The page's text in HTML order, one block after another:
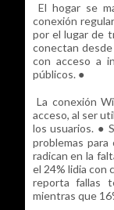
El hogar se
conexión
por el lugar de
conectan
con acceso a
públicos. ●
La conexión
acceso, al ser
los usuarios. ●
problemas
radican en la
el 24% lidia con
reporta fallas
mientras que